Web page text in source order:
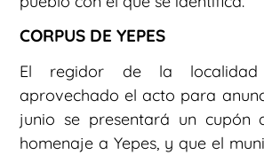
CORPUS DE YEPES
El regidor de la
aprovechado el acto para
junio se presentará un cupón
homenaje a Yepes, y que el